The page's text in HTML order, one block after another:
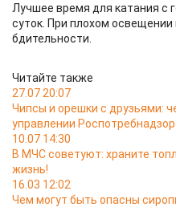
Лучшее время для катания с
суток. При плохом освещении
бдительности.
Читайте также
27.07 20:07
Чипсы и орешки с друзьями:
управлении
10.07 14:30
В МЧС советуют: храните
жизнь!
16.03 12:02
Чем могут быть опасны